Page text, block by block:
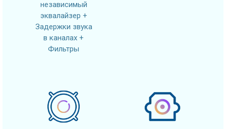
независимый
эквалайзер +
Задержки звука
в каналах +
Фильтры